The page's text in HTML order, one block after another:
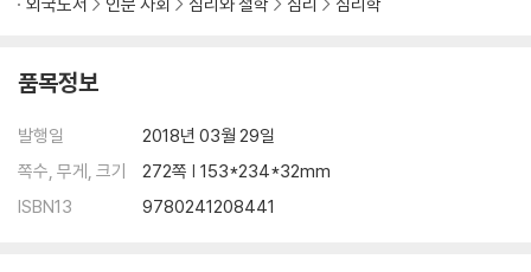
품목정보
발행일
2018년 03월 29일
쪽수, 무게, 크기
272쪽 | 153*234*32mm
ISBN13
9780241208441